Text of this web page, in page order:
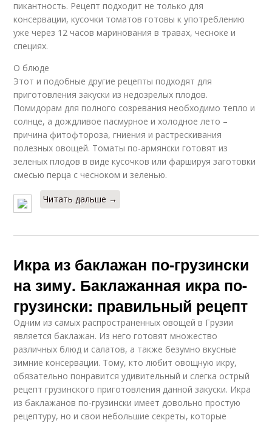
пикантность. Рецепт подходит не только для
консервации, кусочки томатов готовы к употреблению
уже через 12 часов маринования в травах, чесноке и
специях.
О блюде
Этот и подобные другие рецепты подходят для
приготовления закуски из недозрелых плодов.
Помидорам для полного созревания необходимо тепло и
солнце, а дождливое пасмурное и холодное лето –
причина фитофтороза, гниения и растрескивания
полезных овощей. Томаты по-армянски готовят из
зеленых плодов в виде кусочков или фаршируя заготовки
смесью перца с чесноком и зеленью.
Читать дальше →
Икра из баклажан по-грузински
на зиму. Баклажанная икра по-
грузински: правильный рецепт
Одним из самых распространенных овощей в Грузии
является баклажан. Из него готовят множество
различных блюд и салатов, а также безумно вкусные
зимние консервации. Тому, кто любит овощную икру,
обязательно понравится удивительный и слегка острый
рецепт грузинского приготовления данной закуски. Икра
из баклажанов по-грузински имеет довольно простую
рецептуру, но и свои небольшие секреты, которые